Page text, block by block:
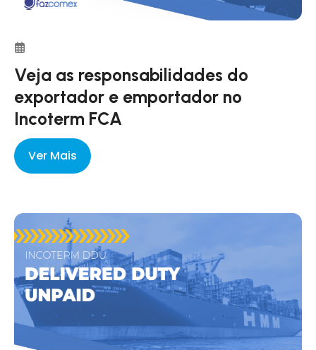
Veja as responsabilidades do
exportador e emportador no
Incoterm FCA
Ver Mais